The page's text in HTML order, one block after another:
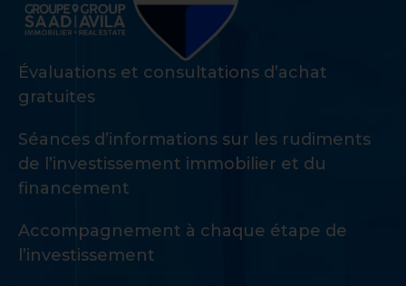
Évaluations et consultations d’achat
gratuites
Séances d’informations sur les rudiments
de l’investissement immobilier et du
financement
Accompagnement à chaque étape de
l’investissement